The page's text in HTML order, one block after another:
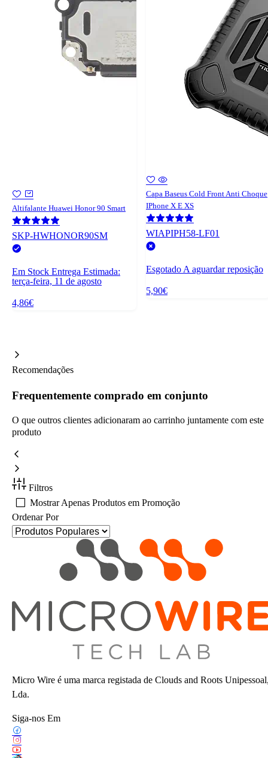
Altifalante Huawei Honor 90 Smart
SKP-HWHONOR90SM
Em Stock Entrega Estimada:
terça-feira, 11 de agosto
4,86€
Capa Baseus Cold Front Anti Choque
IPhone X E XS
WIAPIPH58-LF01
EsgotadoA aguardar reposição
5,90€
Recomendações
Frequentemente comprado em conjunto
O que outros clientes adicionaram ao carrinho juntamente com este
produto
Filtros
Mostrar Apenas Produtos em Promoção
Ordenar Por
Micro Wire é uma marca registada de Clouds and Roots
Lda.
Siga-nos Em